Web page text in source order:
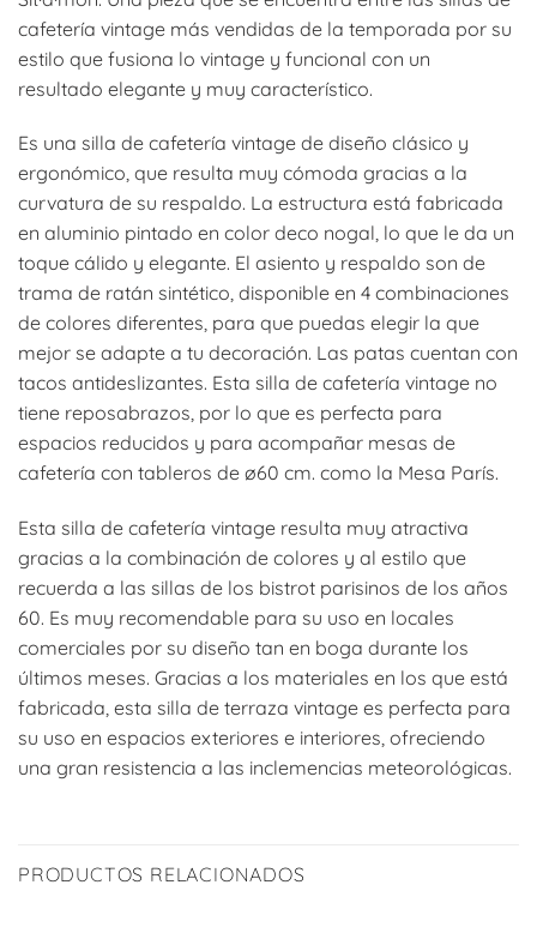
cafetería vintage más vendidas de la temporada por su
estilo que fusiona lo vintage y funcional con un
resultado elegante y muy característico.
Es una silla de cafetería vintage de diseño clásico y
ergonómico, que resulta muy cómoda gracias a la
curvatura de su respaldo. La estructura está fabricada
en aluminio pintado en color deco nogal, lo que le da un
toque cálido y elegante. El asiento y respaldo son de
trama de ratán sintético, disponible en 4 combinaciones
de colores diferentes, para que puedas elegir la que
mejor se adapte a tu decoración. Las patas cuentan con
tacos antideslizantes. Esta silla de cafetería vintage no
tiene reposabrazos, por lo que es perfecta para
espacios reducidos y para acompañar mesas de
cafetería con tableros de ø60 cm. como la Mesa París.
Esta silla de cafetería vintage resulta muy atractiva
gracias a la combinación de colores y al estilo que
recuerda a las sillas de los bistrot parisinos de los años
60. Es muy recomendable para su uso en locales
comerciales por su diseño tan en boga durante los
últimos meses. Gracias a los materiales en los que está
fabricada, esta silla de terraza vintage es perfecta para
su uso en espacios exteriores e interiores, ofreciendo
una gran resistencia a las inclemencias meteorológicas.
PRODUCTOS RELACIONADOS